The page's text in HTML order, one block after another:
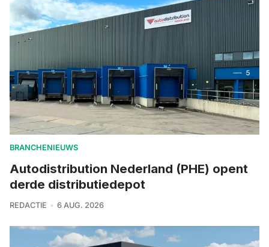
BRANCHENIEUWS
Autodistribution Nederland (PHE) opent
derde distributiedepot
REDACTIE 6 AUG. 2026